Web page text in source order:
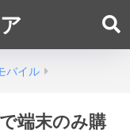
バイル
端末のみ購